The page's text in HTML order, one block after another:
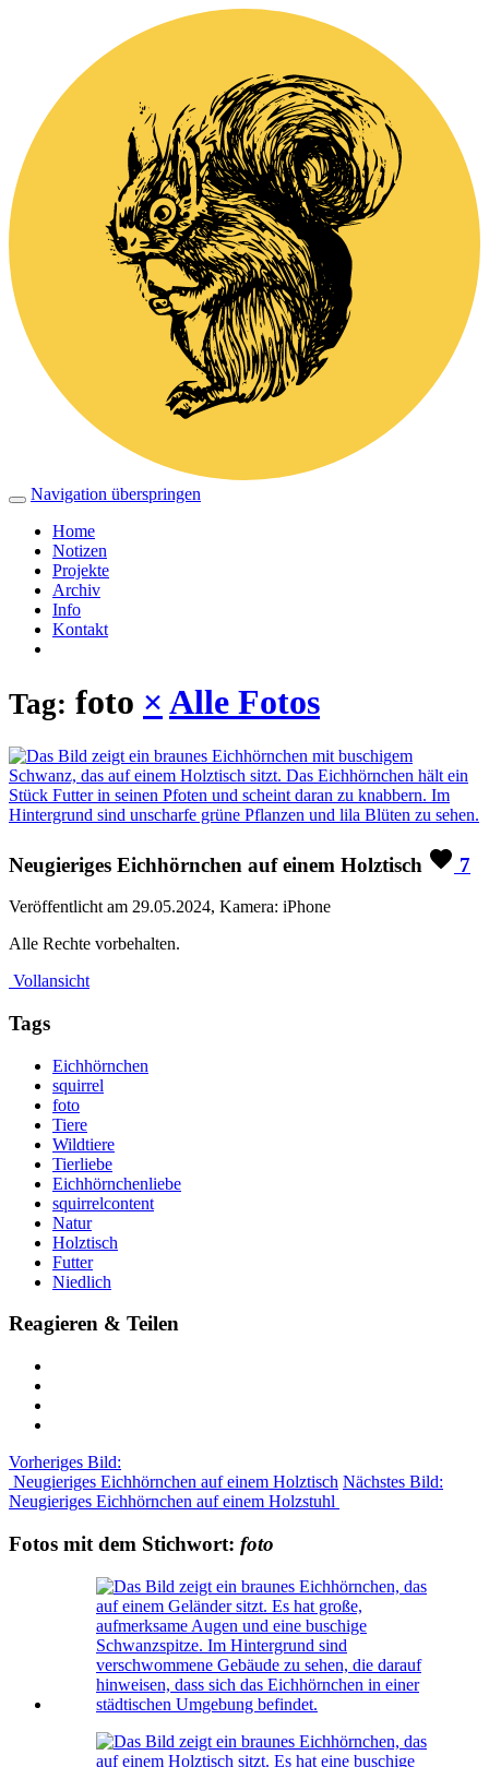
Navigation überspringen
Home
Notizen
Projekte
Archiv
Info
Kontakt
Tag: foto × Alle Fotos
Neugieriges Eichhörnchen auf einem Holztisch 7
Veröffentlicht am 29.05.2024, Kamera: iPhone
Alle Rechte vorbehalten.
Vollansicht
Tags
Eichhörnchen
squirrel
foto
Tiere
Wildtiere
Tierliebe
Eichhörnchenliebe
squirrelcontent
Natur
Holztisch
Futter
Niedlich
Reagieren & Teilen
Vorheriges Bild:
Neugieriges Eichhörnchen auf einem Holztisch Nächstes Bild:
Neugieriges Eichhörnchen auf einem Holzstuhl
Fotos mit dem Stichwort: foto